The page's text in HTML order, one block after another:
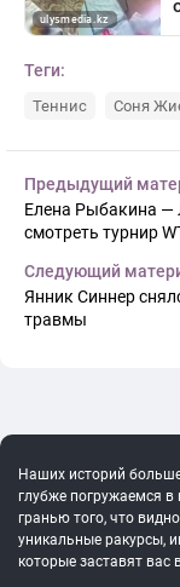
Теги:
Теннис Соня
Предыдущий
Елена Рыбакина —
смотреть турнир
Следующий
Янник Синнер
травмы
Наших историй
глубже погружаемся в
гранью того, что
уникальные ракурсы,
которые заставят вас